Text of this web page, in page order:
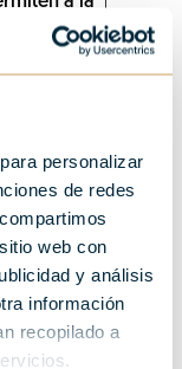
personalizar
de redes
web con
y análisis
información
recopilado a
que
Duración
máxima
de
almacenamiento
de
1 día